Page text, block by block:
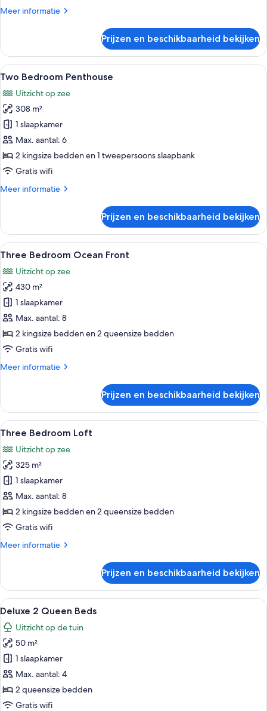
Meer informatie
Meer
Bedroom
Loft
Prijzen en beschikbaarheid bekijken
Alle
foto's
voor
Two
Bedroom
Penthouse
laden
Een hotelkamer met een bed, een
7
Two Bedroom Penthouse
Uitzicht op zee
308 m²
1 slaapkamer
Max. aantal: 6
2 kingsize bedden en 1 tweepersoons slaapbank
Gratis wifi
Meer informatie
Meer
Bedroom
Penthouse
Prijzen en beschikbaarheid bekijken
Alle
foto's
voor
Three
Bedroom
Ocean
Front
laden
Een hotelkamer met twee bedden,
8
Three Bedroom Ocean Front
Uitzicht op zee
430 m²
1 slaapkamer
Max. aantal: 8
2 kingsize bedden en 2 queensize bedden
Gratis wifi
Meer informatie
Meer
Bedroom
Ocean
Front
Prijzen en beschikbaarheid bekijken
Alle
foto's
voor
Three
Bedroom
Loft
laden
Een moderne hotelkamer met een
7
Three Bedroom Loft
Uitzicht op zee
325 m²
1 slaapkamer
Max. aantal: 8
2 kingsize bedden en 2 queensize bedden
Gratis wifi
Meer informatie
Meer
Bedroom
Loft
Prijzen en beschikbaarheid bekijken
Alle
foto's
voor
Deluxe
2
Queen
Beds
laden
Hotelkamer met een bed, een
6
Deluxe 2 Queen Beds
Uitzicht op de tuin
50 m²
1 slaapkamer
Max. aantal: 4
2 queensize bedden
Gratis wifi